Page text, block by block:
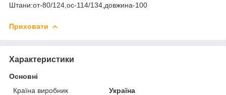
Штани:от-80/124,ос-114/134,довжина-100
Приховати
Характеристики
Основні
Країна виробник
Україна